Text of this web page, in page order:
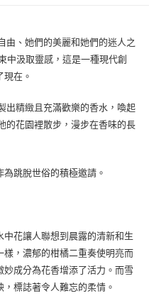
由、她們的美麗和她們的迷人之
中汲取靈感，這是一種現代創
在。
出精緻且充滿歡樂的香水，喚起
的花園裡散步，漫步在香味的長
跳脫世俗的積極邀請。
花讓人聯想到晨露的清新和生
，濃郁的柑橘二重奏使明亮而
成分為花香增添了活力。而雪
標誌著令人難忘的柔情。